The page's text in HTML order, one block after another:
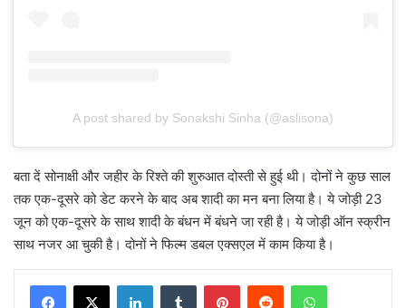
A post shared by Sonakshi Sinha (@aslisona)
बता दें सोनाक्षी और जहीर के रिश्ते की शुरुआत दोस्ती से हुई थी। दोनों ने कुछ साल
तक एक-दूसरे को डेट करने के बाद अब शादी का मन बना लिया है। ये जोड़ी 23
जून को एक-दूसरे के साथ शादी के बंधन में बंधने जा रही है। ये जोड़ी ऑन स्क्रीन
साथ नजर आ चुकी है। दोनों ने फिल्म डबल एक्सएल में काम किया है।
LinkedInTumblr PinterestReddit WhatsApp